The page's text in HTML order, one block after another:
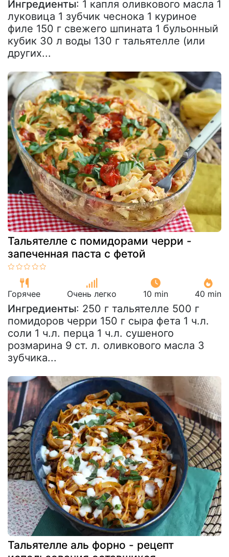
Ингредиенты: 1 капля оливкового масла 1
луковица 1 зубчик чеснока 1 куриное
филе 150 г свежего шпината 1 бульонный
кубик 30 л воды 130 г тальятелле (или
других...
Тальятелле с помидорами черри -
запеченная паста с фетой
Горячее Очень легко 10 min 40 min
Ингредиенты: 250 г тальятелле 500 г
помидоров черри 150 г сыра фета 1 ч.л.
соли 1 ч.л. перца 1 ч.л. сушеного
розмарина 9 ст. л. оливкового масла 3
зубчика...
Тальятелле аль форно - рецепт